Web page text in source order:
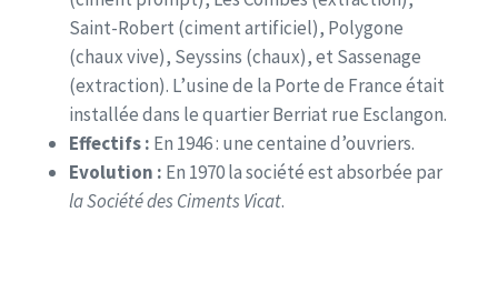
Saint-Robert (ciment artificiel), Polygone
(chaux vive), Seyssins (chaux), et Sassenage
(extraction). L’usine de la Porte de France était
installée dans le quartier Berriat rue Esclangon.
Effectifs : En 1946 : une centaine d’ouvriers.
Evolution : En 1970 la société est absorbée par
la Société des Ciments Vicat.